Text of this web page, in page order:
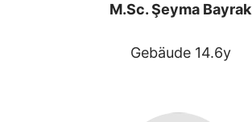
M.Sc. Şeyma Bayrak
Gebäude 14.6y